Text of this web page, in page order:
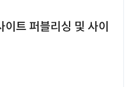
이트 퍼블리싱 및 사이